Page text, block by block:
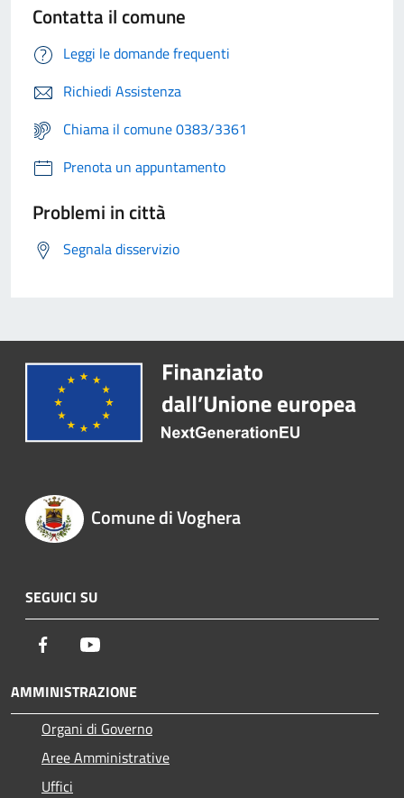
Contatta il comune
Leggi le domande frequenti
Richiedi Assistenza
Chiama il comune 0383/3361
Prenota un appuntamento
Problemi in città
Segnala disservizio
Comune di Voghera
SEGUICI SU
Facebook
AMMINISTRAZIONE
Organi di Governo
Aree Amministrative
Uffici